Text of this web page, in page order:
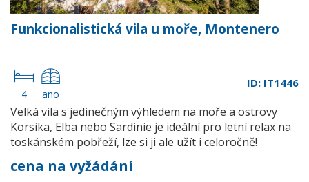
Funkcionalistická vila u moře, Montenero
4 ano
ID: IT1446
Velká vila s jedinečným výhledem na moře a ostrovy
Korsika, Elba nebo Sardinie je ideální pro letní relax na
toskánském pobřeží, lze si ji ale užít i celoročně!
cena na vyžádání